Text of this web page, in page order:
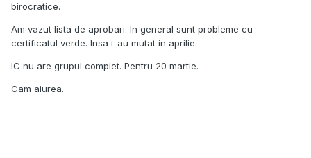
birocratice.
Am vazut lista de aprobari. In general sunt probleme cu
certificatul verde. Insa i-au mutat in aprilie.
IC nu are grupul complet. Pentru 20 martie.
Cam aiurea.